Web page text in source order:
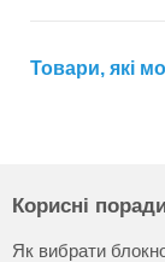
Товари, які
Корисні
Як вибрати